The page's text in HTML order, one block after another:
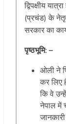
द्विपक्षीय
(प्रचंड) के
सरकार का
पृष्ठभूमि: –
ओली ने
कर लिए
कि वे
नेपाल में